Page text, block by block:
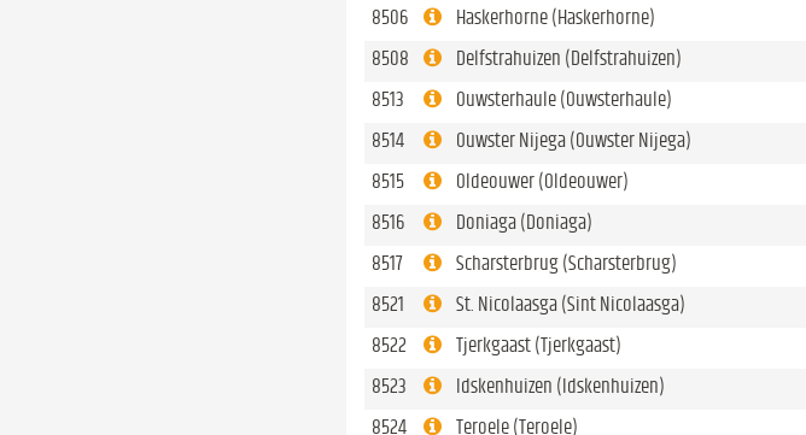
8506
Haskerhorne (Haskerhorne)
8508
Delfstrahuizen (Delfstrahuizen)
8513
Ouwsterhaule (Ouwsterhaule)
8514
Ouwster Nijega (Ouwster Nijega)
8515
Oldeouwer (Oldeouwer)
8516
Doniaga (Doniaga)
8517
Scharsterbrug (Scharsterbrug)
8521
St. Nicolaasga (Sint Nicolaasga)
8522
Tjerkgaast (Tjerkgaast)
8523
Idskenhuizen (Idskenhuizen)
8524
Teroele (Teroele)